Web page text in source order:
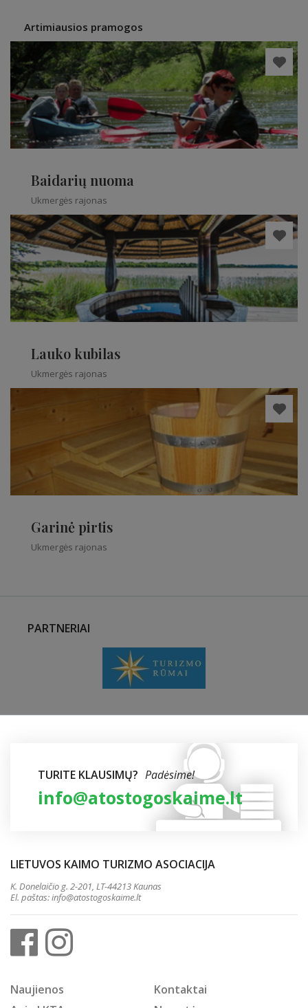
Artimiausios pramogos
Baidarių nuoma
Ukmergės rajonas
Lauko kubilas
Ukmergės rajonas
Garinė pirtis
Ukmergės rajonas
PARTNERIAI
TURITE KLAUSIMŲ? Padėsime!
info@atostogoskaime.lt
LIETUVOS KAIMO TURIZMO ASOCIACIJA
K. Donelaičio g. 2-201, LT-44213 Kaunas
El. paštas:info@atostogoskaime.lt
Naujienos
Kontaktai